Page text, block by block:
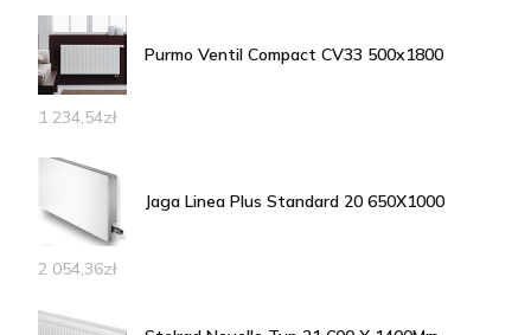
Purmo Ventil Compact CV33 500x1800
1 234,54zł
Jaga Linea Plus Standard 20 650X1000
2 054,36zł